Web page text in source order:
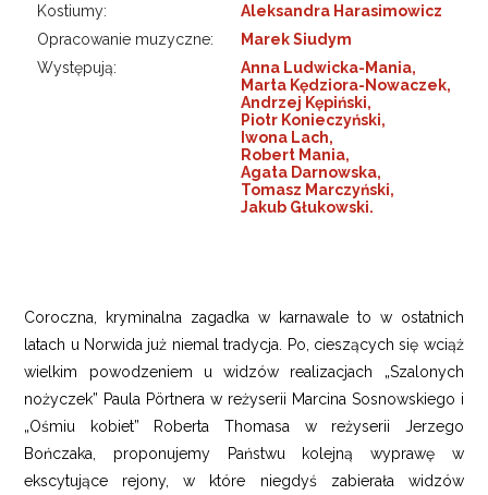
Kostiumy:
Aleksandra Harasimowicz
Opracowanie muzyczne:
Marek Siudym
Występują:
Anna Ludwicka-Mania,
Marta Kędziora-Nowaczek,
Andrzej Kępiński,
Piotr Konieczyński,
Iwona Lach,
Robert Mania,
Agata Darnowska,
Tomasz Marczyński,
Jakub Głukowski.
Coroczna, kryminalna zagadka w karnawale to w ostatnich
latach u Norwida już niemal tradycja. Po, cieszących się wciąż
wielkim powodzeniem u widzów realizacjach „Szalonych
nożyczek” Paula Pörtnera w reżyserii Marcina Sosnowskiego i
„Ośmiu kobiet” Roberta Thomasa w reżyserii Jerzego
Bończaka, proponujemy Państwu kolejną wyprawę w
ekscytujące rejony, w które niegdyś zabierała widzów